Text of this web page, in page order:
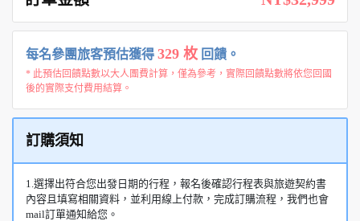
每名參團旅客預估獲得 329 枚 回饋。
* 此預估回饋點數以大人團費計算，僅為參考，實際回饋點數將依您回國
後的實際支付費用結算。
訂購須知
1.選擇出符合您出發日期的行程，報名後確認行程表與旅遊契約書
內容且填寫相關資料，並利用線上付款，完成訂購流程，我們也會
mail訂單通知給您。